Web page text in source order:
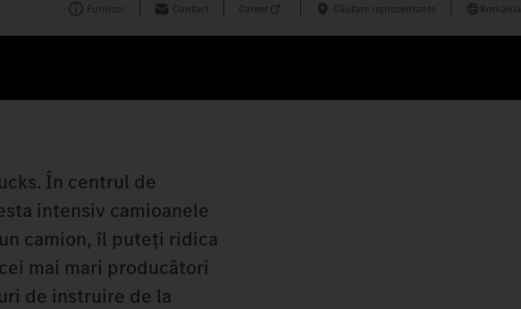
Furnizor Contact Career Căutare reprezentanțe România
În centrul de
intensiv camioanele
camion, îl puteți ridica
mai mari producători
de instruire de la